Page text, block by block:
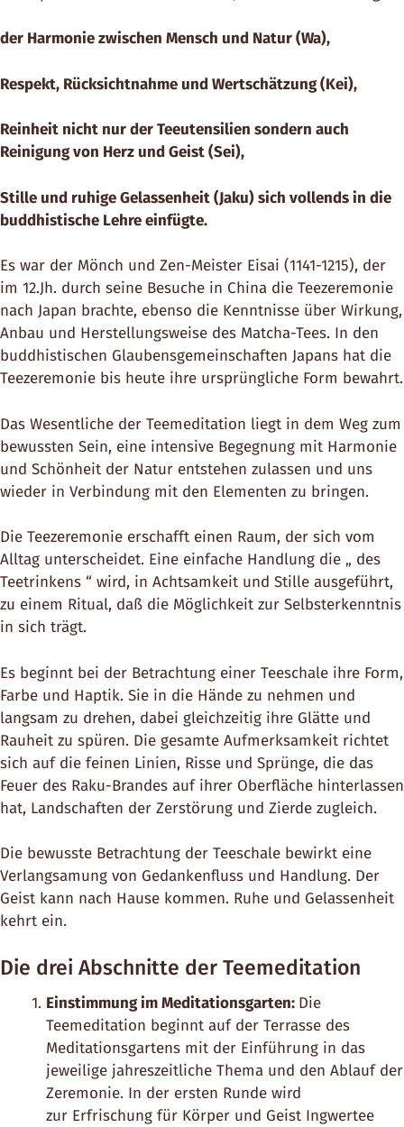
der Harmonie zwischen Mensch und Natur (Wa),
Respekt, Rücksichtnahme und Wertschätzung (Kei),
Reinheit nicht nur der Teeutensilien sondern auch
Reinigung von Herz und Geist (Sei),
Stille und ruhige Gelassenheit (Jaku) sich vollends in die
buddhistische Lehre einfügte.
Es war der Mönch und Zen-Meister Eisai (1141-1215), der
im 12.Jh. durch seine Besuche in China die Teezeremonie
nach Japan brachte, ebenso die Kenntnisse über Wirkung,
Anbau und Herstellungsweise des Matcha-Tees. In den
buddhistischen Glaubensgemeinschaften Japans hat die
Teezeremonie bis heute ihre ursprüngliche Form bewahrt.
Das Wesentliche der Teemeditation liegt in dem Weg zum
bewussten Sein, eine intensive Begegnung mit Harmonie
und Schönheit der Natur entstehen zulassen und uns
wieder in Verbindung mit den Elementen zu bringen.
Die Teezeremonie erschafft einen Raum, der sich vom
Alltag unterscheidet. Eine einfache Handlung die „ des
Teetrinkens “ wird, in Achtsamkeit und Stille ausgeführt,
zu einem Ritual, daß die Möglichkeit zur Selbsterkenntnis
in sich trägt.
Es beginnt bei der Betrachtung einer Teeschale ihre Form,
Farbe und Haptik. Sie in die Hände zu nehmen und
langsam zu drehen, dabei gleichzeitig ihre Glätte und
Rauheit zu spüren. Die gesamte Aufmerksamkeit richtet
sich auf die feinen Linien, Risse und Sprünge, die das
Feuer des Raku-Brandes auf ihrer Oberfläche hinterlassen
hat, Landschaften der Zerstörung und Zierde zugleich.
Die bewusste Betrachtung der Teeschale bewirkt eine
Verlangsamung von Gedankenfluss und Handlung. Der
Geist kann nach Hause kommen. Ruhe und Gelassenheit
kehrt ein.
Die drei Abschnitte der Teemeditation
Einstimmung im Meditationsgarten: Die
Teemeditation beginnt auf der Terrasse des
Meditationsgartens mit der Einführung in das
jeweilige jahreszeitliche Thema und den Ablauf der
Zeremonie. In der ersten Runde wird
zur Erfrischung für Körper und Geist Ingwertee